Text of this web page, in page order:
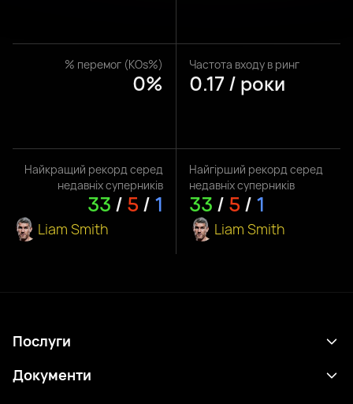
% перемог (KOs%)
0%
Частота входу в ринг
0.17 / роки
Найкращий рекорд серед
недавніх суперників
33 / 5/ 1
Liam Smith
Найгірший рекорд серед
недавніх суперників
33 / 5/ 1
Liam Smith
Послуги
Розклад
Документи